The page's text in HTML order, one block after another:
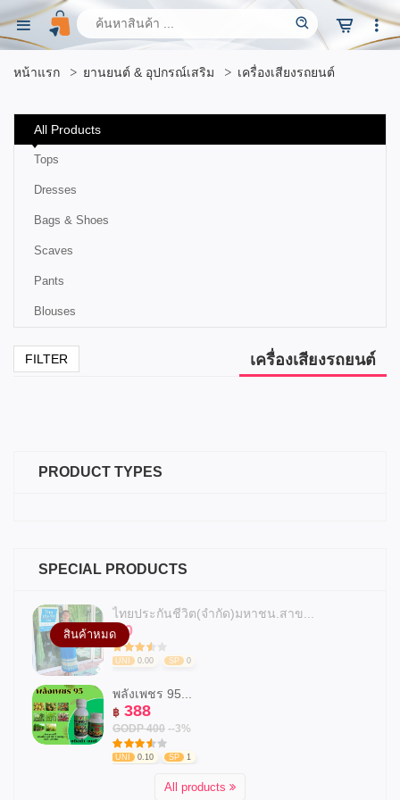
หน้าแรก ยานยนต์ & อุปกรณ์เสริม เครื่องเสียงรถยนต์
All Products
Tops
Dresses
Bags & Shoes
Scaves
Pants
Blouses
FILTER เครื่องเสียงรถยนต์
PRODUCT TYPES
SPECIAL PRODUCTS
สินค้าหมด
ไทยประกันชีวิต(จำกัด)มหาชน.สาข...
฿ 0
UNI 0.00 SP 0
พลังเพชร 95...
฿ 388
GODP 400 --3%
UNI 0.10 SP 1
All products